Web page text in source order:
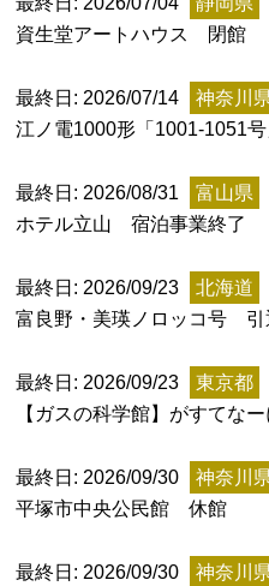
特定商取引法に基づく表
残り日数で探す
残り約1ヶ月以内
資生堂アートハウス 閉館
最終日: 2026/07/14
神奈川
江ノ電1000形「1001-1051
最終日: 2026/08/31
富山県
ホテル立山 宿泊事業終了
最終日: 2026/09/23
北海道
富良野・美瑛ノロッコ号 引
最終日: 2026/09/23
東京都
【ガスの科学館】がすてな
最終日: 2026/09/30
神奈川
平塚市中央公民館 休館
最終日: 2026/09/30
神奈川